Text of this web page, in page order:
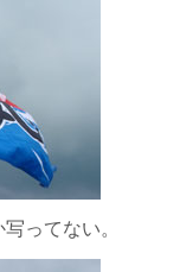
ってない。